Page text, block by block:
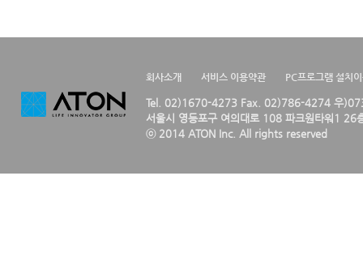
회사소개 서비스 이용약관 PC프로그램 설치
Tel. 02)1670-4273 Fax. 02)786-4274 우
서울시 영등포구 여의대로 108 파크원타워1 26
ⓒ 2014 ATON Inc. All rights reserved